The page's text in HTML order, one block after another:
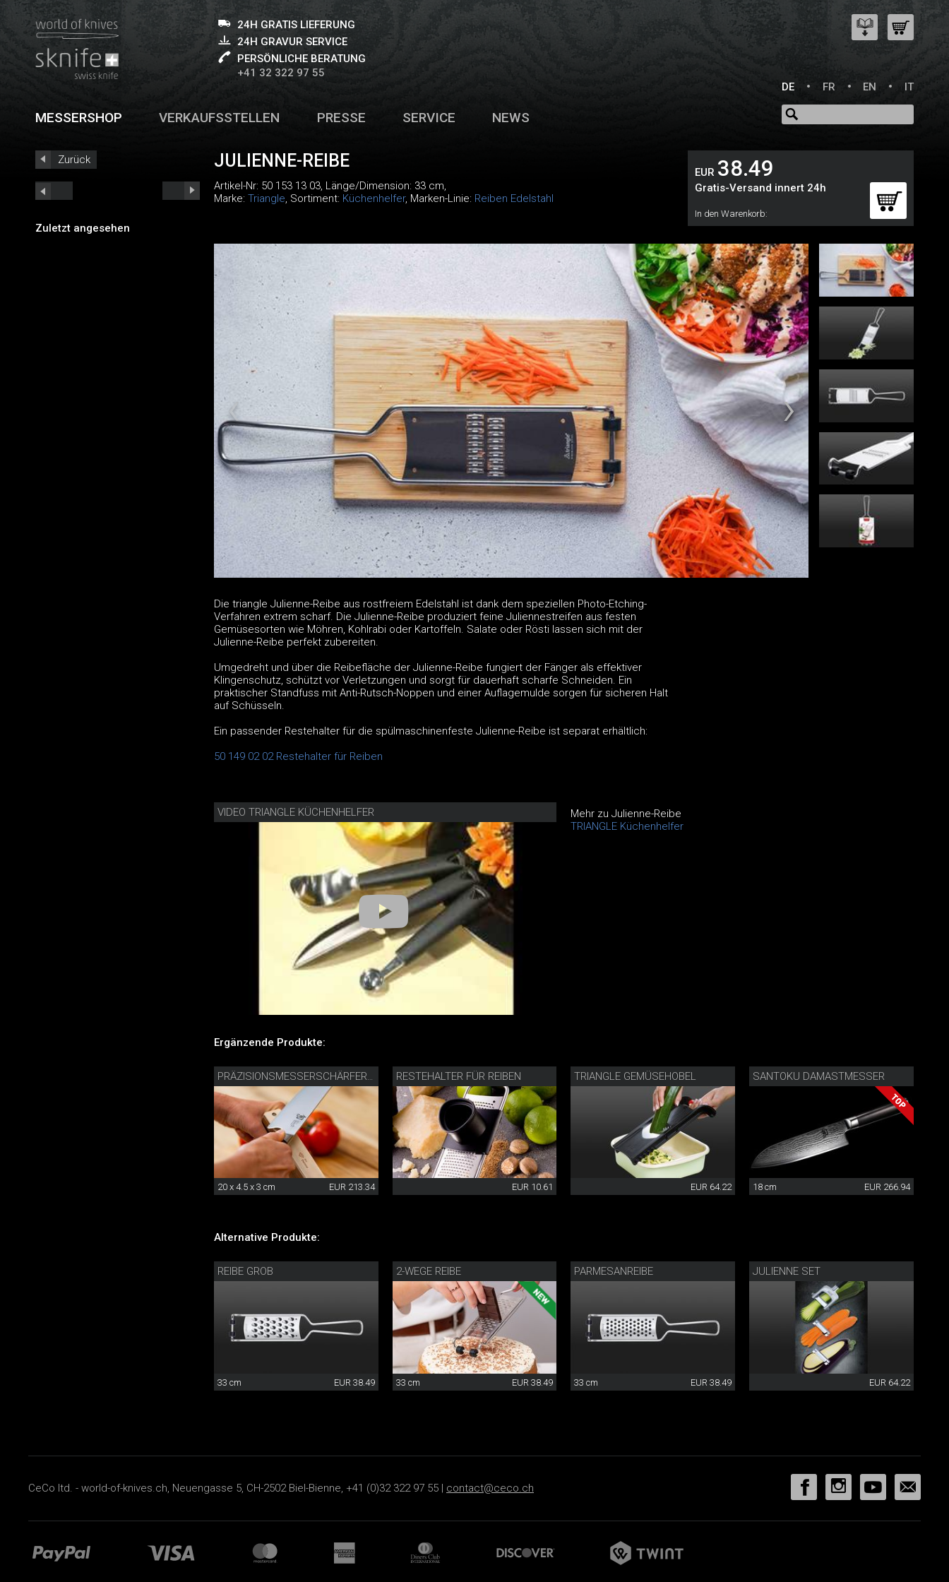
24H GRATIS LIEFERUNG
24H GRAVUR SERVICE
PERSÖNLICHE BERATUNG
+41 32 322 97 55
DE
FR EN IT
MESSERSHOP VERKAUFSSTELLEN PRESSE SERVICE NEWS
Zurück
Zuletzt angesehen
JULIENNE-REIBE
Artikel-Nr: 50 153 13 03, Länge/Dimension: 33 cm,
Marke: Triangle, Sortiment: Küchenhelfer, Marken-Linie: Reiben Edelstahl
EUR 38.49
Gratis-Versand innert 24h
In den Warenkorb:
Die triangle Julienne-Reibe aus rostfreiem Edelstahl ist dank dem speziellen Photo-Etching-
Verfahren extrem scharf. Die Julienne-Reibe produziert feine Juliennestreifen aus festen
Gemüsesorten wie Möhren, Kohlrabi oder Kartoffeln. Salate oder Rösti lassen sich mit der
Julienne-Reibe perfekt zubereiten.
Umgedreht und über die Reibefläche der Julienne-Reibe fungiert der Fänger als effektiver
Klingenschutz, schützt vor Verletzungen und sorgt für dauerhaft scharfe Schneiden. Ein
praktischer Standfuss mit Anti-Rutsch-Noppen und einer Auflagemulde sorgen für sicheren Halt
auf Schüsseln.
Ein passender Restehalter für die spülmaschinenfeste Julienne-Reibe ist separat erhältlich:
50 149 02 02 Restehalter für Reiben
VIDEO TRIANGLE KÜCHENHELFER
Mehr zu Julienne-Reibe
TRIANGLE Küchenhelfer
Ergänzende Produkte:
PRÄZISIONSMESSERSCHÄRFER MIT DIAMANTLEDER
20 x 4.5 x 3 cm EUR 213.34
RESTEHALTER FÜR REIBEN
EUR 10.61
TRIANGLE GEMÜSEHOBEL
EUR 64.22
SANTOKU DAMASTMESSER
18 cm EUR 266.94
Alternative Produkte:
REIBE GROB
33 cm EUR 38.49
2-WEGE REIBE
33 cm EUR 38.49
PARMESANREIBE
33 cm EUR 38.49
JULIENNE SET
EUR 64.22
CeCo ltd. - world-of-knives.ch, Neuengasse 5, CH-2502 Biel-Bienne, +41 (0)32 322 97 55 | contact@ceco.ch